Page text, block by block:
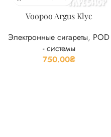
Voopoo Argus Klyc
Электронные сигареты, POD
- системы
750.00₴